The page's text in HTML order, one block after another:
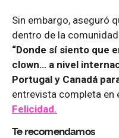
Sin embargo, aseguró
dentro de la
“Donde sí siento que
clown… a nivel
Portugal y Canadá
entrevista completa en
Felicidad.
Te recomendamos